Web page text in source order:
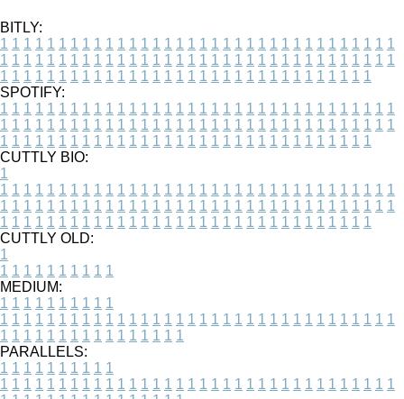
BITLY:
1 1 1 1 1 1 1 1 1 1 1 1 1 1 1 1 1 1 1 1 1 1 1 1 1 1 1 1 1 1 1 1 1 1
1 1 1 1 1 1 1 1 1 1 1 1 1 1 1 1 1 1 1 1 1 1 1 1 1 1 1 1 1 1 1 1 1 1
1 1 1 1 1 1 1 1 1 1 1 1 1 1 1 1 1 1 1 1 1 1 1 1 1 1 1 1 1 1 1 1
SPOTIFY:
1 1 1 1 1 1 1 1 1 1 1 1 1 1 1 1 1 1 1 1 1 1 1 1 1 1 1 1 1 1 1 1 1 1
1 1 1 1 1 1 1 1 1 1 1 1 1 1 1 1 1 1 1 1 1 1 1 1 1 1 1 1 1 1 1 1 1 1
1 1 1 1 1 1 1 1 1 1 1 1 1 1 1 1 1 1 1 1 1 1 1 1 1 1 1 1 1 1 1 1
CUTTLY BIO:
1
1 1 1 1 1 1 1 1 1 1 1 1 1 1 1 1 1 1 1 1 1 1 1 1 1 1 1 1 1 1 1 1 1 1
1 1 1 1 1 1 1 1 1 1 1 1 1 1 1 1 1 1 1 1 1 1 1 1 1 1 1 1 1 1 1 1 1 1
1 1 1 1 1 1 1 1 1 1 1 1 1 1 1 1 1 1 1 1 1 1 1 1 1 1 1 1 1 1 1 1
CUTTLY OLD:
1
1 1 1 1 1 1 1 1 1 1
MEDIUM:
1 1 1 1 1 1 1 1 1 1
1 1 1 1 1 1 1 1 1 1 1 1 1 1 1 1 1 1 1 1 1 1 1 1 1 1 1 1 1 1 1 1 1 1
1 1 1 1 1 1 1 1 1 1 1 1 1 1 1 1
PARALLELS:
1 1 1 1 1 1 1 1 1 1
1 1 1 1 1 1 1 1 1 1 1 1 1 1 1 1 1 1 1 1 1 1 1 1 1 1 1 1 1 1 1 1 1 1